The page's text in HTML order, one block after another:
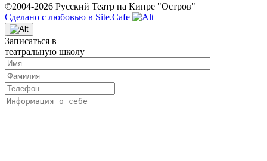
©2004-2026 Русский Театр на Кипре "Остров"
Сделано с любовью в Site.Cafe
Записаться в
театральную школу